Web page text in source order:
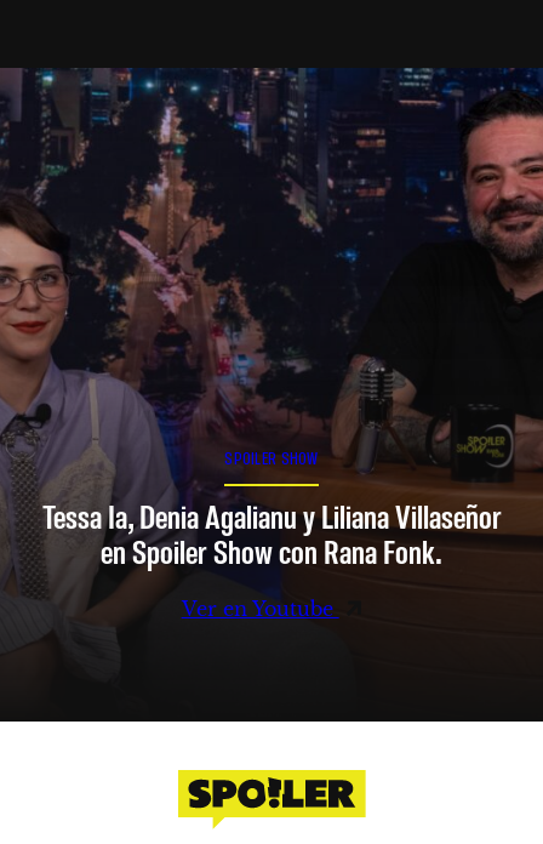
SPOILER SHOW
Tessa Ia, Denia Agalianu y Liliana Villaseñor
en Spoiler Show con Rana Fonk.
Ver en Youtube